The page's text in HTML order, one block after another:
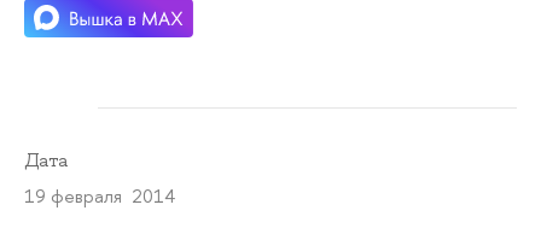
Дата
19 февраля 2014